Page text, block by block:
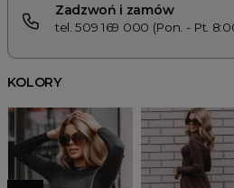
Zadzwoń i zamów
tel. 509 169 000 (Pon. - Pt.
KOLORY